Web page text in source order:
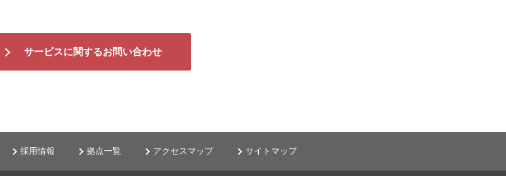
サービスに関するお問い合わせ
採用情報 拠点一覧 アクセスマップ サイトマップ